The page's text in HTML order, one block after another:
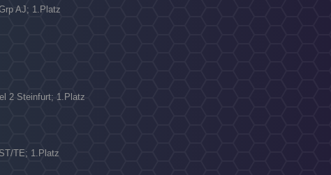
AJ; 1.Platz
2 Steinfurt; 1.Platz
TE; 1.Platz